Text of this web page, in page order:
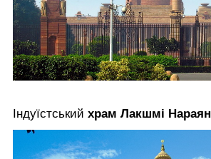
Індуїстський храм Лакшмі Нараян